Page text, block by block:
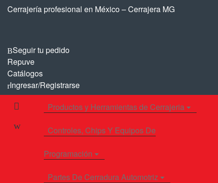
Saltar
Saltar
Cerrajería profesional en México – Cerrajera MG
Seguir tu pedido
Repuve
Catálogos
Ingresar/Registrarse
Productos y Herramientas de Cerrajeria
Controles, Chips Y Equipos De
Programación
Partes De Cerradura Automotriz